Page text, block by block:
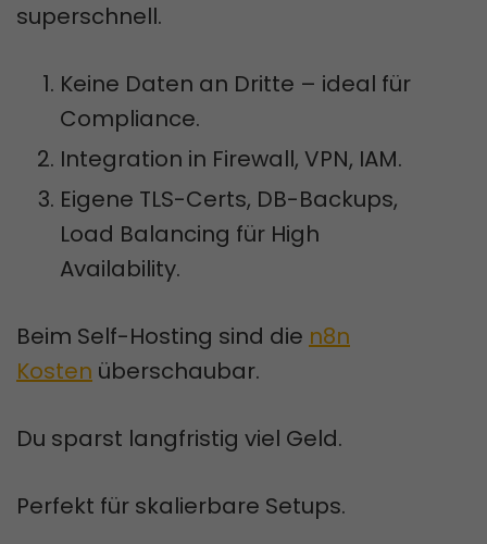
superschnell.
Keine Daten an Dritte – ideal für
Compliance.
Integration in Firewall, VPN, IAM.
Eigene TLS-Certs, DB-Backups,
Load Balancing für High
Availability.
Beim Self-Hosting sind die n8n
Kosten überschaubar.
Du sparst langfristig viel Geld.
Perfekt für skalierbare Setups.